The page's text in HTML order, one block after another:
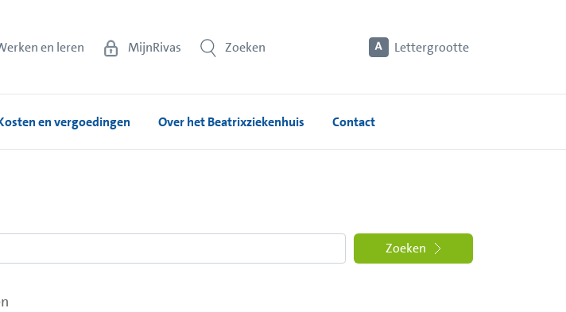
en leren MijnRivas Zoeken Lettergrootte
en vergoedingen Over het Beatrixziekenhuis Contact
Zoeken